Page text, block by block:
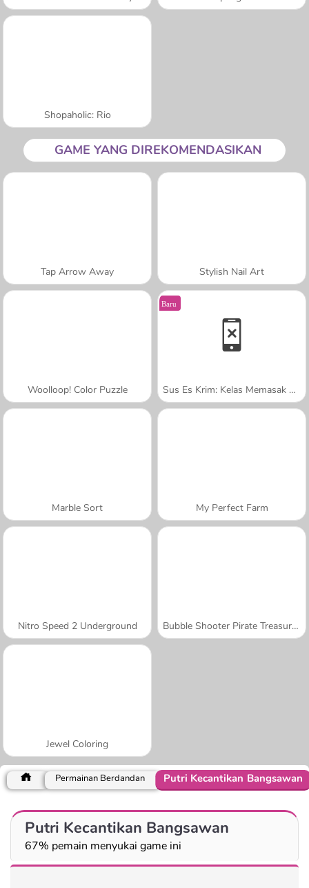
Shopaholic: Rio
GAME YANG DIREKOMENDASIKAN
Tap Arrow Away Stylish Nail Art
Woolloop! Color Puzzle
Baru
Sus Es Krim: Kelas Memasak Sara
Marble Sort My Perfect Farm
Nitro Speed 2 Underground Bubble Shooter Pirate Treasures
Jewel Coloring
Permainan Berdandan Putri Kecantikan Bangsawan
Putri Kecantikan Bangsawan
67% pemain menyukai game ini